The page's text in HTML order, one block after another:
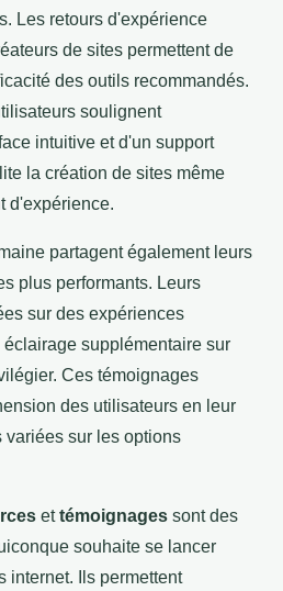
Les retours d'expérience
de sites permettent de
des outils recommandés.
soulignent
intuitive et d'un support
la création de sites même
d'expérience.
partagent également leurs
plus performants. Leurs
sur des expériences
supplémentaire sur
Ces témoignages
des utilisateurs en leur
variées sur les options
ettémoignages sont des
souhaite se lancer
internet. Ils permettent